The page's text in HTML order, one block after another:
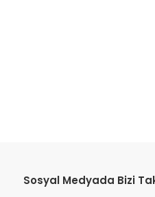
Sosyal Medyada Bizi